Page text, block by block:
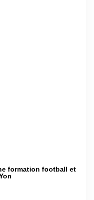
formation football et